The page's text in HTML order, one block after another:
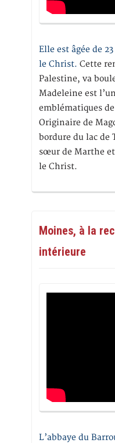
Elle est âgée de
le Christ. Cette
Palestine, va
Madeleine est
emblématiques
Originaire de
bordure du lac de
sœur de Marthe et
le Christ.
Moines, à la
intérieure
L’abbaye du